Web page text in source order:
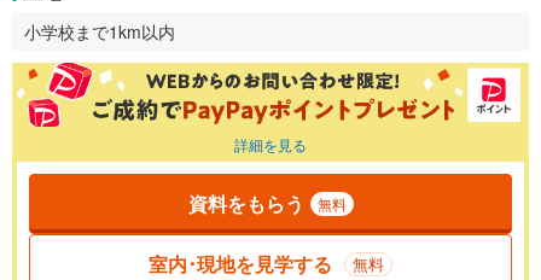
小学校まで1km以内
詳細を見る
資料をもらう 無料
室内･現地を見学する 無料